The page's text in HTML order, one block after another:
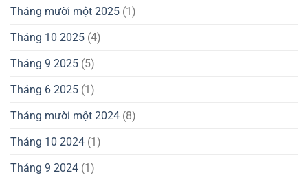
Tháng mười một 2025 (1)
Tháng 10 2025 (4)
Tháng 9 2025 (5)
Tháng 6 2025 (1)
Tháng mười một 2024 (8)
Tháng 10 2024 (1)
Tháng 9 2024 (1)